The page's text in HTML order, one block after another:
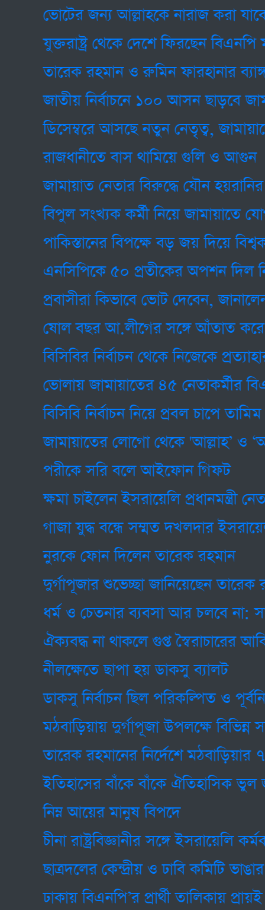
ভোটের জন্য আল্লাহকে নারাজ করা যাবে না:
যুক্তরাষ্ট্র থেকে দেশে ফিরছেন বিএনপি
তারেক রহমান ও রুমিন ফারহানার
জাতীয় নির্বাচনে ১০০ আসন ছাড়বে
ডিসেম্বরে আসছে নতুন নেতৃত্ব, জামায়াতের
রাজধানীতে বাস থামিয়ে গুলি ও আগুন
জামায়াত নেতার বিরুদ্ধে যৌন হয়রানির
বিপুল সংখ্যক কর্মী নিয়ে জামায়াতে যোগ
পাকিস্তানের বিপক্ষে বড় জয় দিয়ে
এনসিপিকে ৫০ প্রতীকের অপশন দিল
প্রবাসীরা কিভাবে ভোট দেবেন, জানালেন
ষোল বছর আ.লীগের সঙ্গে আঁতাত করে
বিসিবির নির্বাচন থেকে নিজেকে প্রত্যাহার
ভোলায় জামায়াতের ৪৫ নেতাকর্মীর
বিসিবি নির্বাচন নিয়ে প্রবল চাপে তামিম
জামায়াতের লোগো থেকে 'আল্লাহ’ ও
পরীকে সরি বলে আইফোন গিফট
ক্ষমা চাইলেন ইসরায়েলি প্রধানমন্ত্রী
গাজা যুদ্ধ বন্ধে সম্মত দখলদার ইসরায়েল
নুরকে ফোন দিলেন তারেক রহমান
দুর্গাপূজার শুভেচ্ছা জানিয়েছেন তারেক
ধর্ম ও চেতনার ব্যবসা আর চলবে না:
ঐক্যবদ্ধ না থাকলে গুপ্ত স্বৈরাচারের
নীলক্ষেতে ছাপা হয় ডাকসু ব্যালট
ডাকসু নির্বাচন ছিল পরিকল্পিত ও
মঠবাড়িয়ায় দুর্গাপূজা উপলক্ষে বিভিন্ন
তারেক রহমানের নির্দেশে মঠবাড়িয়ার
ইতিহাসের বাঁকে বাঁকে ঐতিহাসিক ভুল
নিম্ন আয়ের মানুষ বিপদে
চীনা রাষ্ট্রবিজ্ঞানীর সঙ্গে ইসরায়েলি
ছাত্রদলের কেন্দ্রীয় ও ঢাবি কমিটি ভাঙার
ঢাকায় বিএনপি’র প্রার্থী তালিকায় প্রায়ই